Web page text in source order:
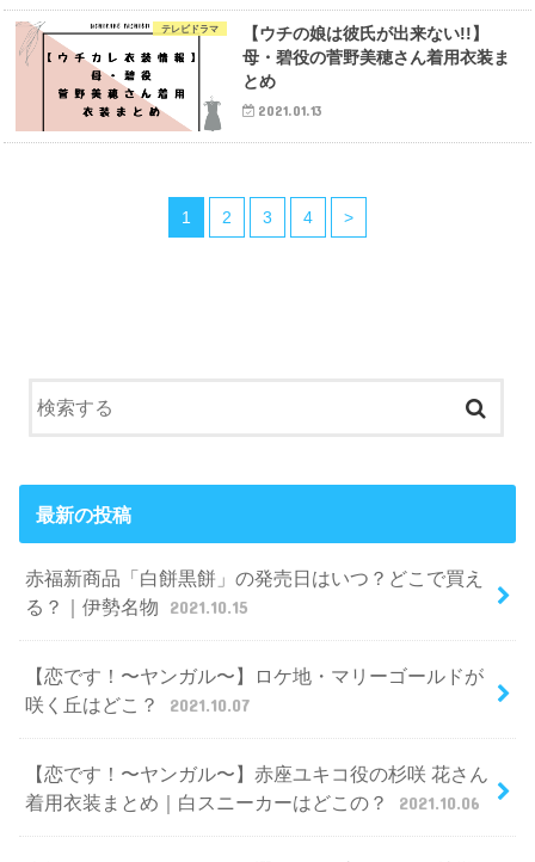
テレビドラマ
【ウチの娘は彼氏が出来ない!!】
母・碧役の菅野美穂さん着用衣装ま
とめ
2021.01.13
1 2 3 4 >
最新の投稿
赤福新商品「白餅黒餅」の発売日はいつ？どこで買え
る？｜伊勢名物
2021.10.15
【恋です！〜ヤンガル〜】ロケ地・マリーゴールドが
咲く丘はどこ？
2021.10.07
【恋です！〜ヤンガル〜】赤座ユキコ役の杉咲 花さん
着用衣装まとめ｜白スニーカーはどこの？
2021.10.06